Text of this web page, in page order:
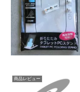
商品レビュー